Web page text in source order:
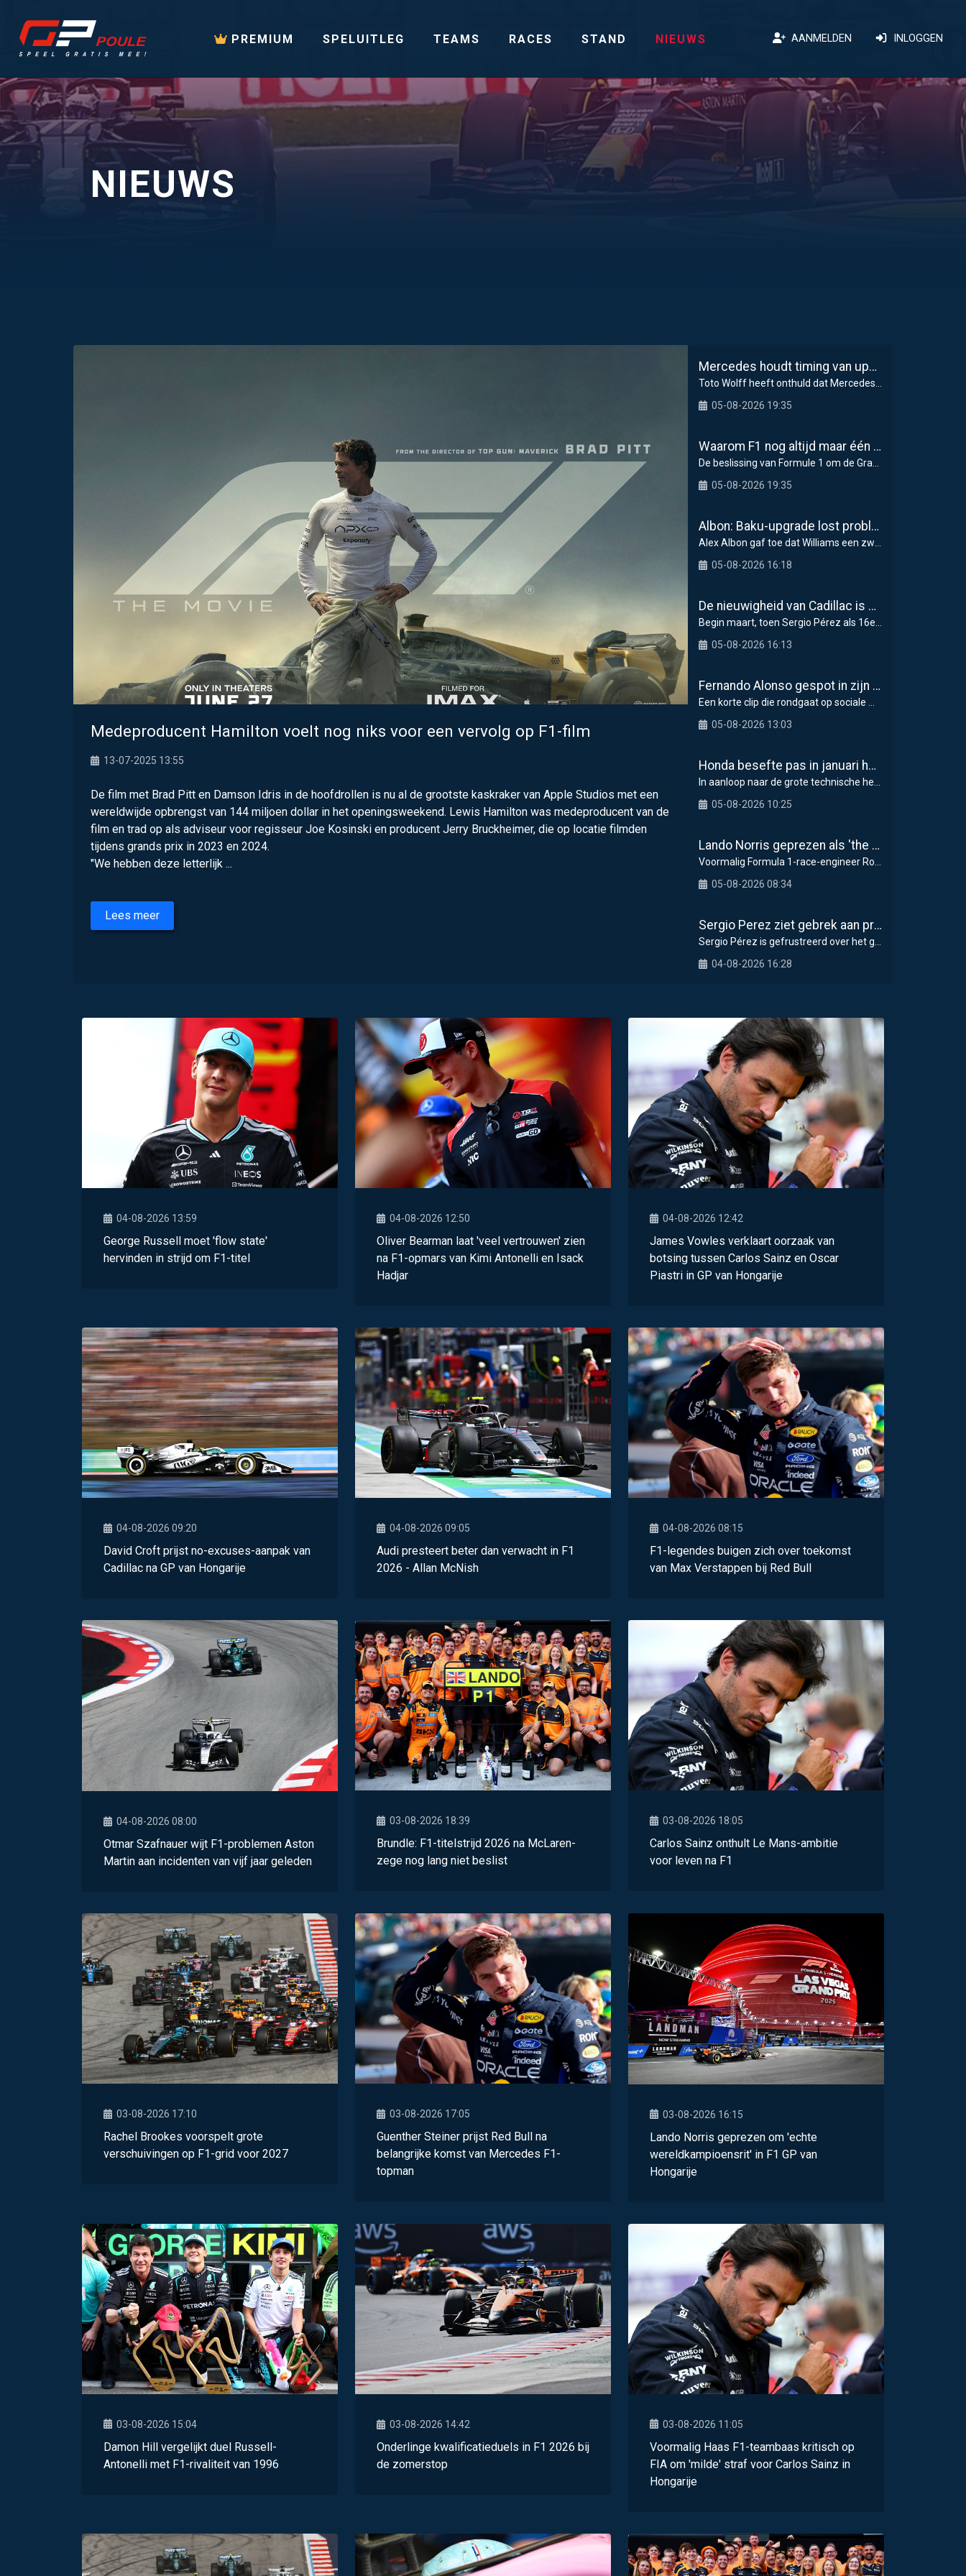
PREMIUM SPELUITLEG TEAMS RACES STAND NIEUWS AANMELDEN INLOGGEN
NIEUWS
Medeproducent Hamilton voelt nog niks voor een vervolg op F1-film
13-07-2025 13:55
De film met Brad Pitt en Damson Idris in de hoofdrollen is nu al de grootste kaskraker van Apple Studios met een
wereldwijde opbrengst van 144 miljoen dollar in het openingsweekend. Lewis Hamilton was medeproducent van de
film en trad op als adviseur voor regisseur Joe Kosinski en producent Jerry Bruckheimer, die op locatie filmden
tijdens grands prix in 2023 en 2024.
"We hebben deze letterlijk ...
Lees meer
Mercedes houdt timing van upgrades voor rest F1-seizoen 2026 nauwlettend in de gaten
05-08-2026 19:35
Waarom F1 nog altijd maar één Grand Prix zelf organiseert
05-08-2026 19:35
Albon: Baku-upgrade lost problemen van Williams in F1 2026 niet op
05-08-2026 16:18
De nieuwigheid van Cadillac is eraf, maar dat is juist een compliment
05-08-2026 16:13
Fernando Alonso gespot in zijn Lamborghini-hypercar van 5,9 miljoen dollar in Monaco
05-08-2026 13:03
Honda besefte pas in januari hoe groot de F1-problemen waren
05-08-2026 10:25
Lando Norris geprezen als 'the real deal' om mentale weerbaarheid
05-08-2026 08:34
Sergio Perez ziet gebrek aan progressie als grootste probleem voor Cadillac in F1 2026
04-08-2026 16:28
04-08-2026 13:59
George Russell moet 'flow state'
hervinden in strijd om F1-titel
04-08-2026 12:50
Oliver Bearman laat 'veel vertrouwen' zien
na F1-opmars van Kimi Antonelli en Isack
Hadjar
04-08-2026 12:42
James Vowles verklaart oorzaak van
botsing tussen Carlos Sainz en Oscar
Piastri in GP van Hongarije
04-08-2026 09:20
David Croft prijst no-excuses-aanpak van
Cadillac na GP van Hongarije
04-08-2026 09:05
Audi presteert beter dan verwacht in F1
2026 - Allan McNish
04-08-2026 08:15
F1-legendes buigen zich over toekomst
van Max Verstappen bij Red Bull
04-08-2026 08:00
Otmar Szafnauer wijt F1-problemen Aston
Martin aan incidenten van vijf jaar geleden
03-08-2026 18:39
Brundle: F1-titelstrijd 2026 na McLaren-
zege nog lang niet beslist
03-08-2026 18:05
Carlos Sainz onthult Le Mans-ambitie
voor leven na F1
03-08-2026 17:10
Rachel Brookes voorspelt grote
verschuivingen op F1-grid voor 2027
03-08-2026 17:05
Guenther Steiner prijst Red Bull na
belangrijke komst van Mercedes F1-
topman
03-08-2026 16:15
Lando Norris geprezen om 'echte
wereldkampioensrit' in F1 GP van
Hongarije
03-08-2026 15:04
Damon Hill vergelijkt duel Russell-
Antonelli met F1-rivaliteit van 1996
03-08-2026 14:42
Onderlinge kwalificatieduels in F1 2026 bij
de zomerstop
03-08-2026 11:05
Voormalig Haas F1-teambaas kritisch op
FIA om 'milde' straf voor Carlos Sainz in
Hongarije